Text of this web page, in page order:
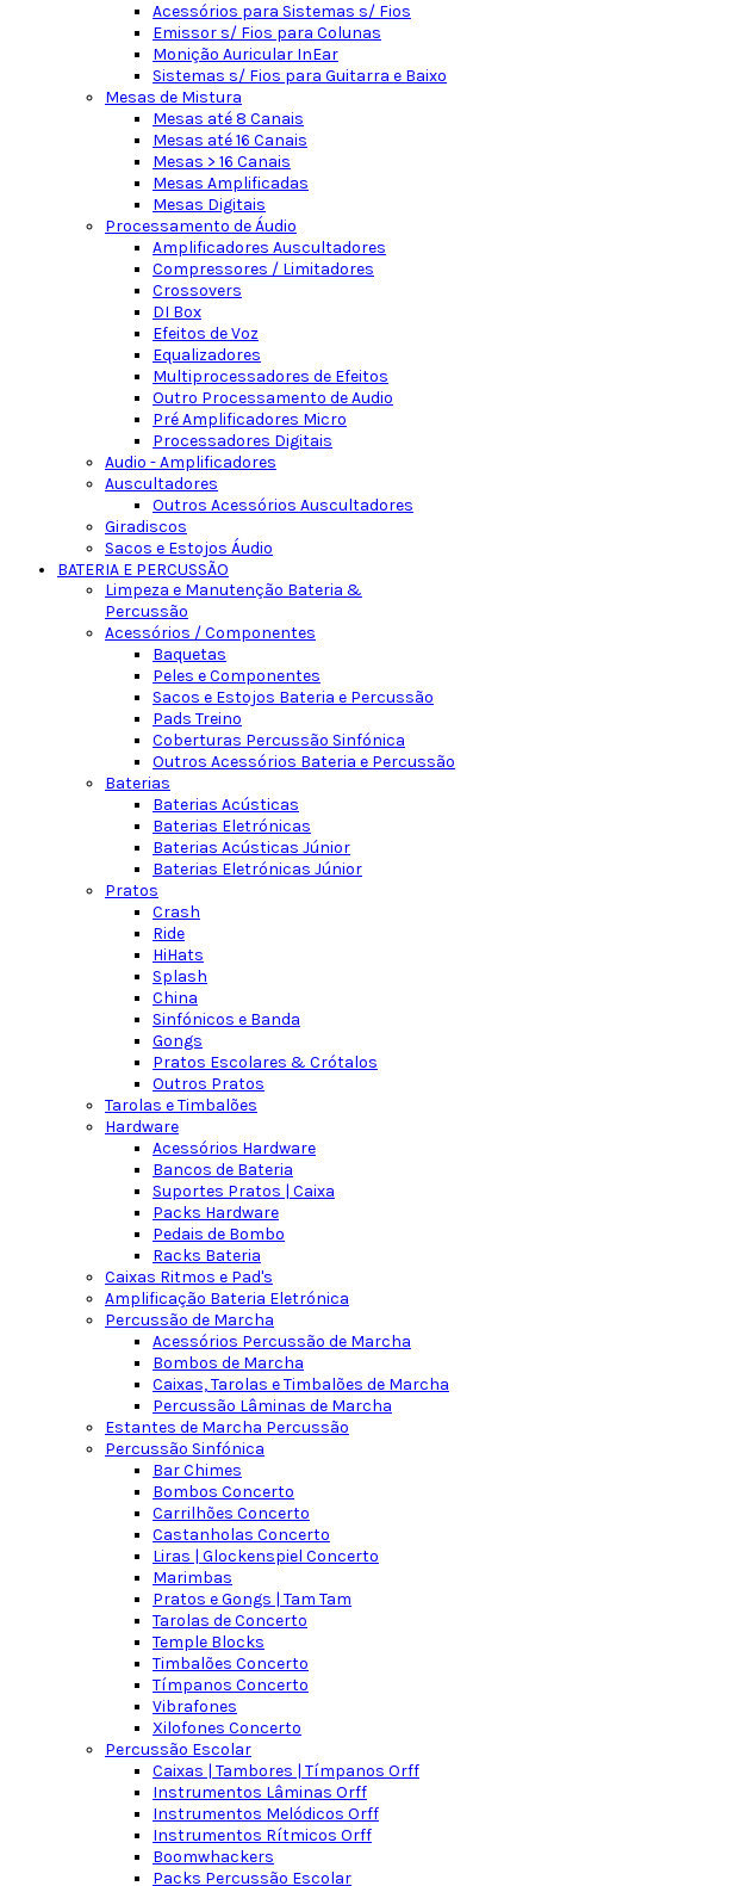
Acessórios para Sistemas s/ Fios
Emissor s/ Fios para Colunas
Monição Auricular InEar
Sistemas s/ Fios para Guitarra e Baixo
Mesas de Mistura
Mesas até 8 Canais
Mesas até 16 Canais
Mesas > 16 Canais
Mesas Amplificadas
Mesas Digitais
Processamento de Áudio
Amplificadores Auscultadores
Compressores / Limitadores
Crossovers
DI Box
Efeitos de Voz
Equalizadores
Multiprocessadores de Efeitos
Outro Processamento de Audio
Pré Amplificadores Micro
Processadores Digitais
Audio - Amplificadores
Auscultadores
Outros Acessórios Auscultadores
Giradiscos
Sacos e Estojos Áudio
BATERIA E PERCUSSÃO
Limpeza e Manutenção Bateria &
Percussão
Acessórios / Componentes
Baquetas
Peles e Componentes
Sacos e Estojos Bateria e Percussão
Pads Treino
Coberturas Percussão Sinfónica
Outros Acessórios Bateria e Percussão
Baterias
Baterias Acústicas
Baterias Eletrónicas
Baterias Acústicas Júnior
Baterias Eletrónicas Júnior
Pratos
Crash
Ride
HiHats
Splash
China
Sinfónicos e Banda
Gongs
Pratos Escolares & Crótalos
Outros Pratos
Tarolas e Timbalões
Hardware
Acessórios Hardware
Bancos de Bateria
Suportes Pratos | Caixa
Packs Hardware
Pedais de Bombo
Racks Bateria
Caixas Ritmos e Pad's
Amplificação Bateria Eletrónica
Percussão de Marcha
Acessórios Percussão de Marcha
Bombos de Marcha
Caixas, Tarolas e Timbalões de Marcha
Percussão Lâminas de Marcha
Estantes de Marcha Percussão
Percussão Sinfónica
Bar Chimes
Bombos Concerto
Carrilhões Concerto
Castanholas Concerto
Liras | Glockenspiel Concerto
Marimbas
Pratos e Gongs | Tam Tam
Tarolas de Concerto
Temple Blocks
Timbalões Concerto
Tímpanos Concerto
Vibrafones
Xilofones Concerto
Percussão Escolar
Caixas | Tambores | Tímpanos Orff
Instrumentos Lâminas Orff
Instrumentos Melódicos Orff
Instrumentos Rítmicos Orff
Boomwhackers
Packs Percussão Escolar